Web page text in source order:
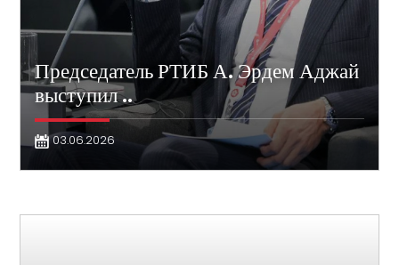
Председатель РТИБ А. Эрдем Аджай
выступил ..
03.06.2026